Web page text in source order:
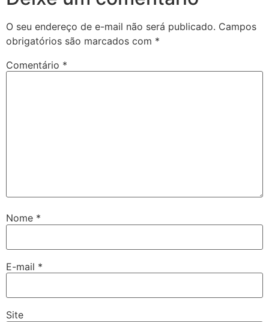
O seu endereço de e-mail não será publicado. Campos
obrigatórios são marcados com *
Comentário *
Nome *
E-mail *
Site